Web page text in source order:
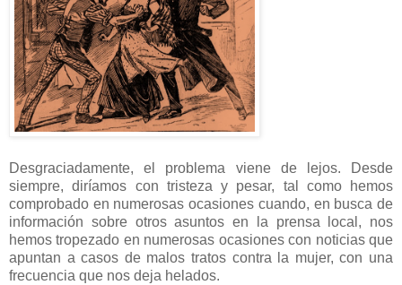
Desgraciadamente, el problema viene de lejos. Desde
siempre, diríamos con tristeza y pesar, tal como hemos
comprobado en numerosas ocasiones cuando, en busca de
información sobre otros asuntos en la prensa local, nos
hemos tropezado en numerosas ocasiones con noticias que
apuntan a casos de malos tratos contra la mujer, con una
frecuencia que nos deja helados.